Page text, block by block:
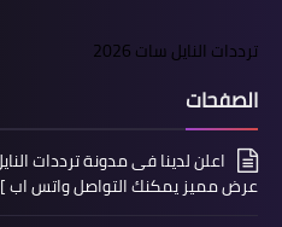
ترددات النايل سات 2026
الصفحات
عرض مميز يمكنك التواصل واتس اب ]